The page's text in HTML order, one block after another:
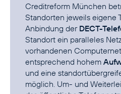
Creditreform München
Standorten jeweils eigene
Anbindung der DECT-
Standort ein paralleles
vorhandenen
entsprechend hohem
und eine
möglich. Um- und